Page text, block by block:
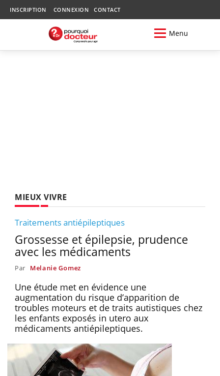
INSCRIPTION CONNEXION CONTACT
Menu
MIEUX VIVRE
Traitements antiépileptiques
Grossesse et épilepsie, prudence
avec les médicaments
Par Melanie Gomez
Une étude met en évidence une
augmentation du risque d’apparition de
troubles moteurs et de traits autistiques chez
les enfants exposés in utero aux
médicaments antiépileptiques.